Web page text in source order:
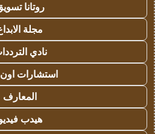
روتانا
مجلة
نادي
استشارات اون
المعارف
هيدب